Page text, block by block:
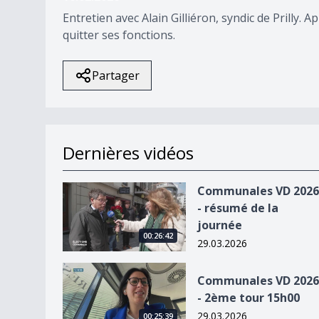
Entretien avec Alain Gilliéron, syndic de Prilly.
quitter ses fonctions.
Partager
Dernières vidéos
Communales VD 2026 - résumé de la journée
00:26:42
Communales VD 2026
- résumé de la
journée
29.03.2026
Communales VD 2026 - 2ème tour 15h00
00:25:39
Communales VD 2026
- 2ème tour 15h00
29.03.2026